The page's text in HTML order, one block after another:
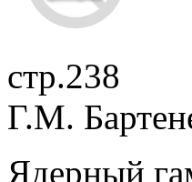
стр.238
Г.М.
Ядерный